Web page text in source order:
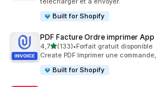
Built for Shopify
PDF Facture Ordre imprimer App
4,7étoile(s) sur 5
(133)
133 avis au total
•Forfait gratuit disponible
Create PDF Imprimer une
Built for Shopify